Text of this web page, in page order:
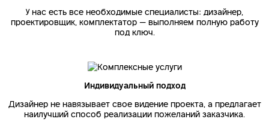
У нас есть все необходимые специалисты: дизайнер,
проектировщик, комплектатор — выполняем полную работу
под ключ.
Индивидуальный подход
Дизайнер не навязывает свое видение проекта, а предлагает
наилучший способ реализации пожеланий заказчика.